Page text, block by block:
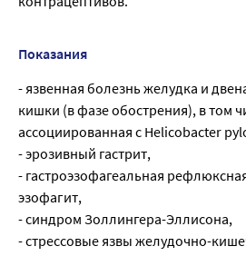
Показания
- язвенная болезнь желудка и
кишки (в фазе обострения), в том
ассоциированная с Helicobacter
- эрозивный гастрит,
- гастроэзофагеальная
эзофагит,
- синдром Золлингера-Эллисона,
- стрессовые язвы желудочно-